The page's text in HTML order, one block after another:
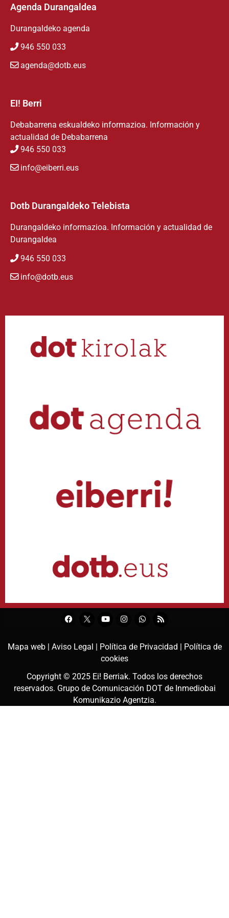
Agenda Durangaldea
Durangaldeko agenda
946 550 033
agenda@dotb.eus
EI! Berri
Debabarrena eskualdeko informazioa. Información y
actualidad de Debabarrena
946 550 033
info@eiberri.eus
Dotb Durangaldeko Telebista
Durangaldeko informazioa. Información y actualidad de
Durangaldea
946 550 033
info@dotb.eus
Mapa web | Aviso Legal | Política de Privacidad | Política de
cookies
Copyright © 2025 Ei! Berriak. Todos los derechos
reservados. Grupo de Comunicación DOT de Inmediobai
Komunikazio Agentzia.